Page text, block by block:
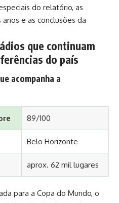
do relatório, as
e as conclusões da
que continuam
do país
acompanha a
89/100
Belo Horizonte
aprox. 62 mil lugares
para a Copa do Mundo, o